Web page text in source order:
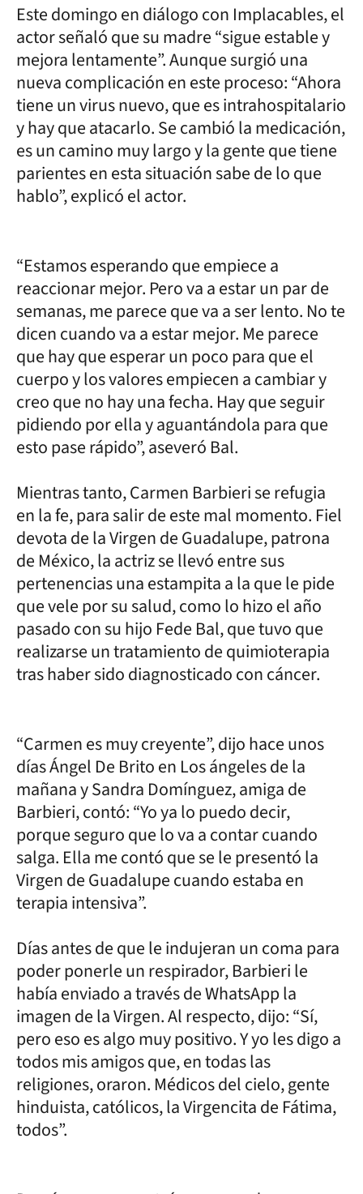
Este domingo en diálogo con Implacables, el
actor señaló que su madre “sigue estable y
mejora lentamente”. Aunque surgió una
nueva complicación en este proceso: “Ahora
tiene un virus nuevo, que es intrahospitalario
y hay que atacarlo. Se cambió la medicación,
es un camino muy largo y la gente que tiene
parientes en esta situación sabe de lo que
hablo”, explicó el actor.
“Estamos esperando que empiece a
reaccionar mejor. Pero va a estar un par de
semanas, me parece que va a ser lento. No te
dicen cuando va a estar mejor. Me parece
que hay que esperar un poco para que el
cuerpo y los valores empiecen a cambiar y
creo que no hay una fecha. Hay que seguir
pidiendo por ella y aguantándola para que
esto pase rápido”, aseveró Bal.
Mientras tanto, Carmen Barbieri se refugia
en la fe, para salir de este mal momento. Fiel
devota de la Virgen de Guadalupe, patrona
de México, la actriz se llevó entre sus
pertenencias una estampita a la que le pide
que vele por su salud, como lo hizo el año
pasado con su hijo Fede Bal, que tuvo que
realizarse un tratamiento de quimioterapia
tras haber sido diagnosticado con cáncer.
“Carmen es muy creyente”, dijo hace unos
días Ángel De Brito en Los ángeles de la
mañana y Sandra Domínguez, amiga de
Barbieri, contó: “Yo ya lo puedo decir,
porque seguro que lo va a contar cuando
salga. Ella me contó que se le presentó la
Virgen de Guadalupe cuando estaba en
terapia intensiva”.
Días antes de que le indujeran un coma para
poder ponerle un respirador, Barbieri le
había enviado a través de WhatsApp la
imagen de la Virgen. Al respecto, dijo: “Sí,
pero eso es algo muy positivo. Y yo les digo a
todos mis amigos que, en todas las
religiones, oraron. Médicos del cielo, gente
hinduista, católicos, la Virgencita de Fátima,
todos”.